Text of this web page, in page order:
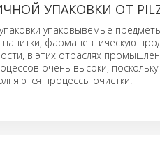
УПАКОВКИ ОТ
упаковывемые
фармацевтическую
в этих отраслях
очень высоки, поскольку
процессы очистки.